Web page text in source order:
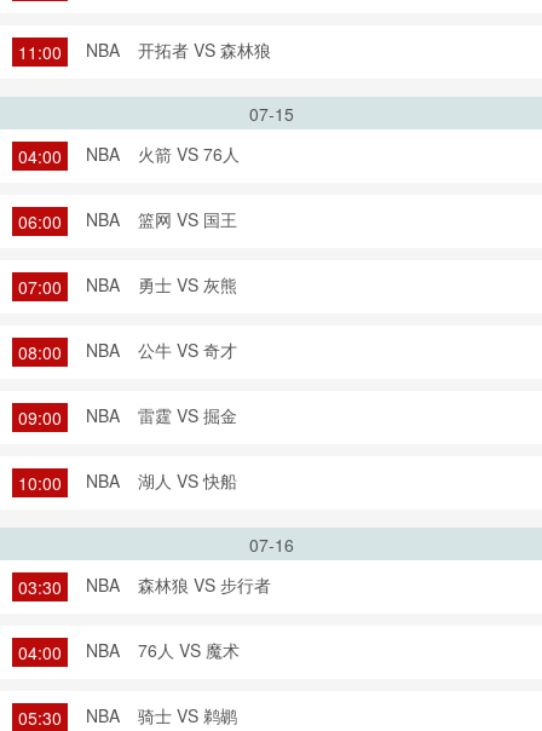
11:00 NBA 开拓者 VS 森林狼
07-15
04:00
NBA 火箭 VS 76人
06:00 NBA 篮网 VS 国王
07:00 NBA 勇士 VS 灰熊
08:00 NBA 公牛 VS 奇才
09:00 NBA 雷霆 VS 掘金
10:00 NBA 湖人 VS 快船
07-16
03:30
NBA 森林狼 VS 步行者
04:00 NBA 76人 VS 魔术
05:30 NBA 骑士 VS 鹈鹕